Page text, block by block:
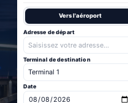
Vers l'aéroport
Adresse de départ
Terminal de destination
Date